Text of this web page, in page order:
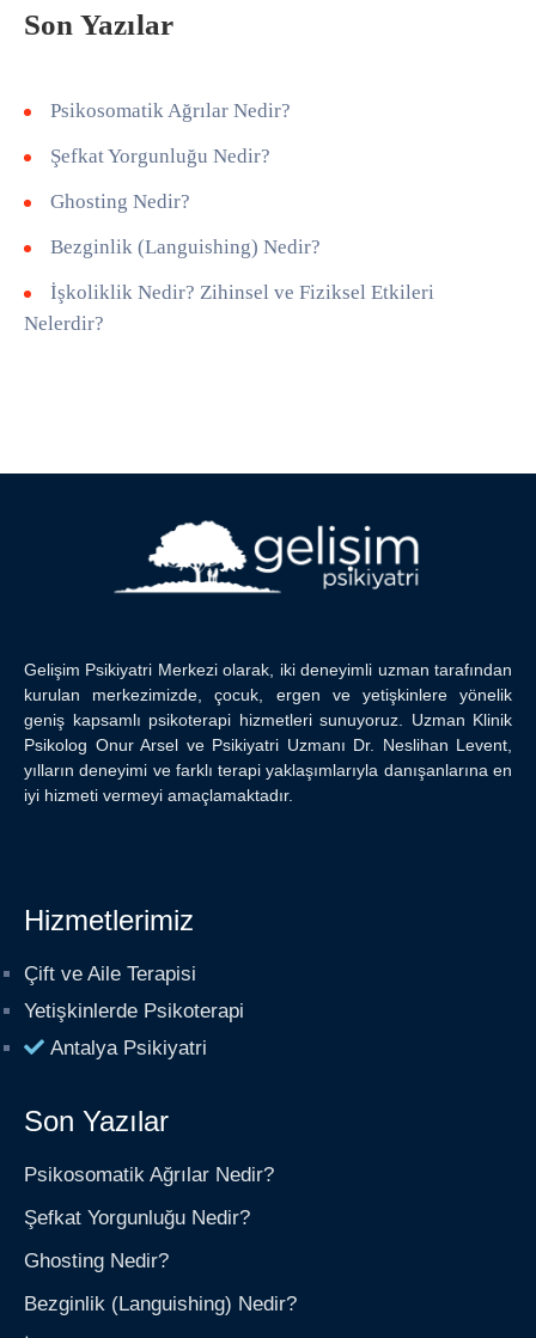
Son Yazılar
Psikosomatik Ağrılar Nedir?
Şefkat Yorgunluğu Nedir?
Ghosting Nedir?
Bezginlik (Languishing) Nedir?
İşkoliklik Nedir? Zihinsel ve Fiziksel Etkileri
Nelerdir?
Gelişim Psikiyatri Merkezi olarak, iki deneyimli uzman tarafından
kurulan merkezimizde, çocuk, ergen ve yetişkinlere yönelik
geniş kapsamlı psikoterapi hizmetleri sunuyoruz. Uzman Klinik
Psikolog Onur Arsel ve Psikiyatri Uzmanı Dr. Neslihan Levent,
yılların deneyimi ve farklı terapi yaklaşımlarıyla danışanlarına en
iyi hizmeti vermeyi amaçlamaktadır.
Hizmetlerimiz
Çift ve Aile Terapisi
Yetişkinlerde Psikoterapi
Antalya Psikiyatri
Son Yazılar
Psikosomatik Ağrılar Nedir?
Şefkat Yorgunluğu Nedir?
Ghosting Nedir?
Bezginlik (Languishing) Nedir?